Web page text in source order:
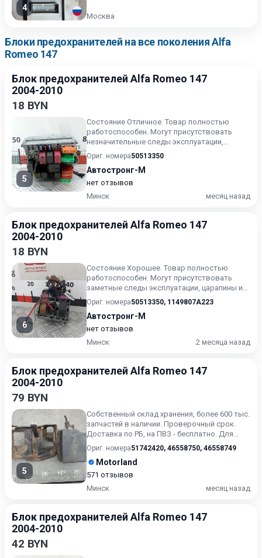
4
Москва
Блоки предохранителей на все поколения Alfa
Romeo 147
Блок предохранителей Alfa Romeo 147
2004-2010
18 BYN
5
Состояние Отличное. Товар полностью
работоспособен. Могут присутствовать
незначительные следы эксплуатации,
царапины на лакокрасочном покрыт...
Ориг. номера50513350
Автостронг-М
нет отзывов
Минск
месяц назад
Блок предохранителей Alfa Romeo 147
2004-2010
18 BYN
6
Состояние Хорошее. Товар полностью
работоспособен. Могут присутствовать
заметные следы эксплуатации, царапины и/
или износ. Товар может испол...
Ориг. номера50513350, 1149807A223
Автостронг-М
нет отзывов
Минск
2 месяца назад
Блок предохранителей Alfa Romeo 147
2004-2010
79 BYN
5
Собственный склад хранения, более 600 тыс.
запчастей в наличии. Проверочный срок.
Доставка по РБ, на ПВЗ - бесплатно. Для
получения актуальн...
Ориг. номера51742420, 46558750, 46558749
Motorland
571 отзывов
Минск
месяц назад
Блок предохранителей Alfa Romeo 147
2004-2010
42 BYN